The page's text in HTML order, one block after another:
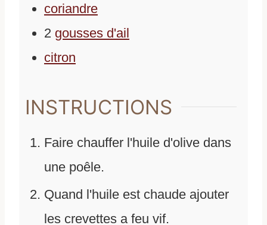
coriandre
2 gousses d'ail
citron
INSTRUCTIONS
Faire chauffer l'huile d'olive dans
une poêle.
Quand l'huile est chaude ajouter
les crevettes a feu vif.